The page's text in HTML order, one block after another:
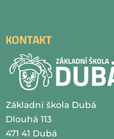
KONTAKT
Základní škola Dubá
Dlouhá 113
471 41 Dubá